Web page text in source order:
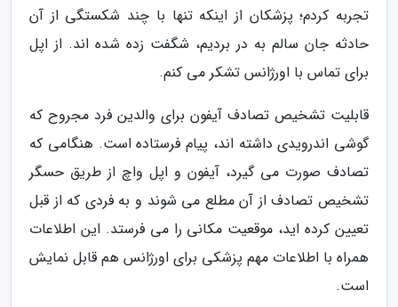
تجربه کردم؛ پزشکان از اینکه تنها با چند شکستگی از آن
حادثه جان سالم به در بردیم، شگفت زده شده اند. از اپل
برای تماس با اورژانس تشکر می کنم.
قابلیت تشخیص تصادف آیفون برای والدین فرد مجروح که
گوشی اندرویدی داشته اند، پیام فرستاده است. هنگامی که
تصادف صورت می گیرد، آیفون و اپل واچ از طریق حسگر
تشخیص تصادف از آن مطلع می شوند و به فردی که از قبل
تعیین کرده اید، موقعیت مکانی را می فرستد. این اطلاعات
همراه با اطلاعات مهم پزشکی برای اورژانس هم قابل نمایش
است.